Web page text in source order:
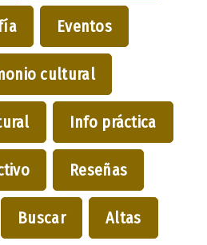
Eventos
cultural
Info práctica
Reseñas
Buscar Altas